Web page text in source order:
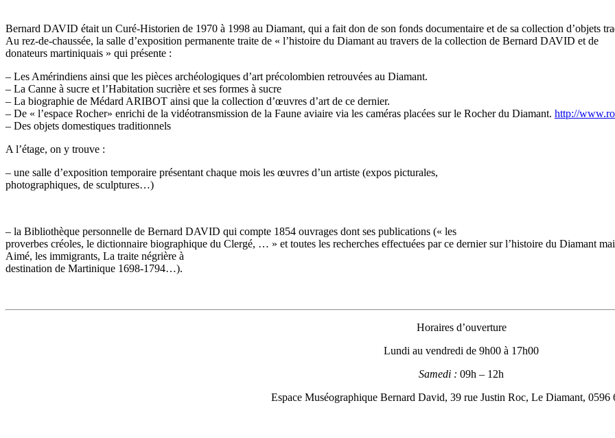
Bernard DAVID était un Curé-Historien de 1970 à 1998 au Diamant, qui a fait don de son fonds documentaire et de sa collection d’objets
Au rez-de-chaussée, la salle d’exposition permanente traite de « l’histoire du Diamant au travers de la collection de Bernard DAVID et de
donateurs martiniquais » qui présente :
– Les Amérindiens ainsi que les pièces archéologiques d’art précolombien retrouvées au Diamant.
– La Canne à sucre et l’Habitation sucrière et ses formes à sucre
– La biographie de Médard ARIBOT ainsi que la collection d’œuvres d’art de ce dernier.
– De « l’espace Rocher» enrichi de la vidéotransmission de la Faune aviaire via les caméras placées sur le Rocher du Diamant. http://
– Des objets domestiques traditionnels
A l’étage, on y trouve :
– une salle d’exposition temporaire présentant chaque mois les œuvres d’un artiste (expos picturales,
photographiques, de sculptures…)
– la Bibliothèque personnelle de Bernard DAVID qui compte 1854 ouvrages dont ses publications (« les
proverbes créoles, le dictionnaire biographique du Clergé, … » et toutes les recherches effectuées par ce dernier sur l’histoire du Diamant
Aimé, les immigrants, La traite négrière à
destination de Martinique 1698-1794…).
Horaires d’ouverture
Lundi au vendredi de 9h00 à 17h00
Samedi : 09h – 12h
Espace Muséographique Bernard David, 39 rue Justin Roc, Le Diamant, 0596